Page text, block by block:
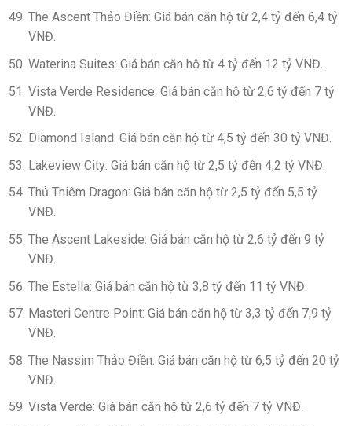
The Ascent Thảo Điền: Giá bán căn hộ từ 2,4 tỷ đến 6,4 tỷ
VNĐ.
Waterina Suites: Giá bán căn hộ từ 4 tỷ đến 12 tỷ VNĐ.
Vista Verde Residence: Giá bán căn hộ từ 2,6 tỷ đến 7 tỷ
VNĐ.
Diamond Island: Giá bán căn hộ từ 4,5 tỷ đến 30 tỷ VNĐ.
Lakeview City: Giá bán căn hộ từ 2,5 tỷ đến 4,2 tỷ VNĐ.
Thủ Thiêm Dragon: Giá bán căn hộ từ 2,5 tỷ đến 5,5 tỷ
VNĐ.
The Ascent Lakeside: Giá bán căn hộ từ 2,6 tỷ đến 9 tỷ
VNĐ.
The Estella: Giá bán căn hộ từ 3,8 tỷ đến 11 tỷ VNĐ.
Masteri Centre Point: Giá bán căn hộ từ 3,3 tỷ đến 7,9 tỷ
VNĐ.
The Nassim Thảo Điền: Giá bán căn hộ từ 6,5 tỷ đến 20 tỷ
VNĐ.
Vista Verde: Giá bán căn hộ từ 2,6 tỷ đến 7 tỷ VNĐ.